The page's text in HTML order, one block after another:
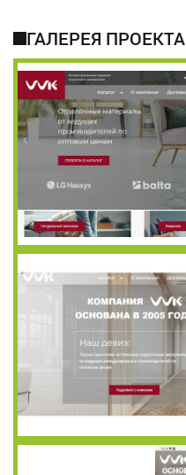
ГАЛЕРЕЯ ПРОЕКТА